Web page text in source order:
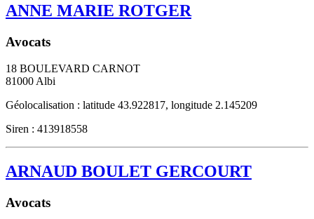
ANNE MARIE ROTGER
Avocats
18 BOULEVARD CARNOT
81000Albi
Géolocalisation : latitude 43.922817, longitude 2.145209
Siren : 413918558
ARNAUD BOULET GERCOURT
Avocats